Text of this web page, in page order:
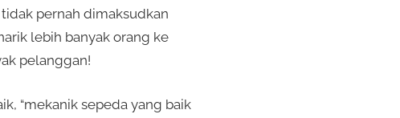
pernah dimaksudkan
lebih banyak orang ke
pelanggan!
“mekanik sepeda yang baik